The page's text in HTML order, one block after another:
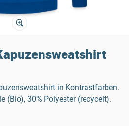
in Kontrastfarben.
(Bio), 30% Polyester (recycelt).